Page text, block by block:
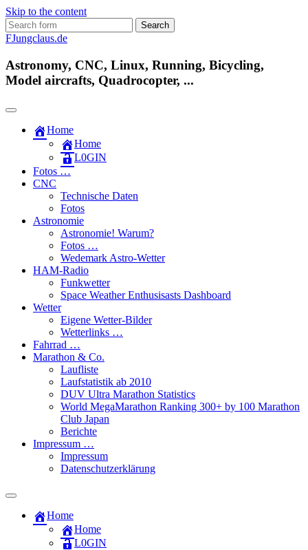
Skip to the content
Search
for:
FJungclaus.de
Astronomy, CNC, Linux, Running, Bicycling,
Model aircrafts, Quadrocopter, ...
Home
Home
L​0​​GIN
Fotos …
CNC
Technische Daten
Fotos
Astronomie
Astronomie! Warum?
Fotos …
Wedemark Astro-Wetter
HAM-Radio
Funkwetter
Space Weather Enthusisasts Dashboard
Wetter
Eigene Wetter-Bilder
Wetterlinks …
Fahrrad …
Marathon & Co.
Laufliste
Laufstatistik ab 2010
DUV Ultra Marathon Statistics
World MegaMarathon Ranking 300+ by 100 Marathon
Club Japan
Berichte
Impressum …
Impressum
Datenschutzerklärung
Toggle
field
Home
Home
L​0​​GIN